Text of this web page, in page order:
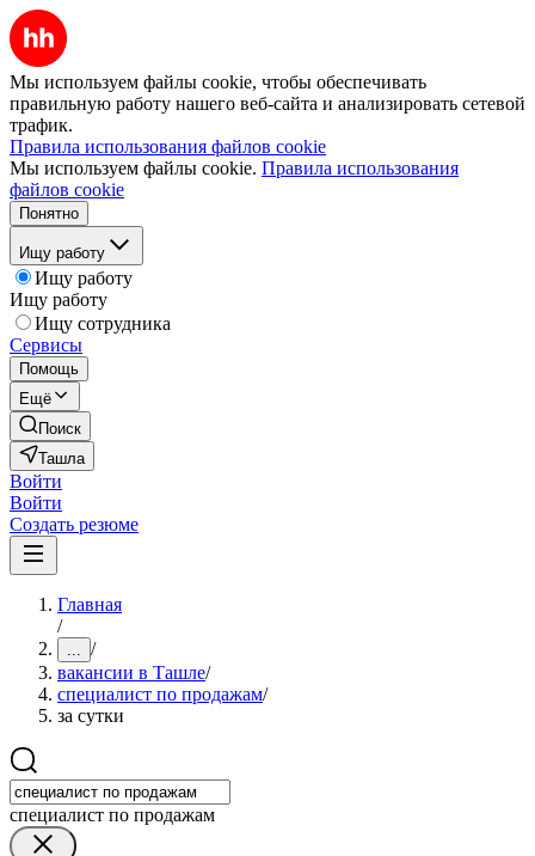
Мы используем файлы cookie, чтобы обеспечивать
правильную работу нашего веб-сайта и анализировать сетевой
трафик.
Правила использования файлов cookie
Мы используем файлы cookie. Правила использования
файлов cookie
Понятно
Ищу работу
Ищу работу
Ищу работу
Ищу сотрудника
Сервисы
Помощь
Ещё
Поиск
Ташла
Войти
Войти
Создать резюме
Главная
/
... /
вакансии в Ташле/
специалист по продажам/
за сутки
специалист по продажам